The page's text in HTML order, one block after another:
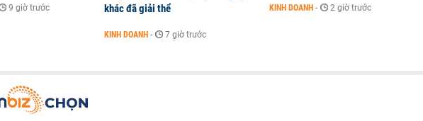
9 giờ trước
khác đã giải thể
KINH DOANH - 7 giờ trước
KINH DOANH - 2 giờ trước